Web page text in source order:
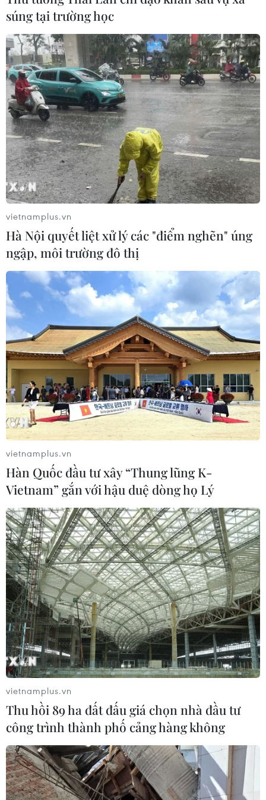
New Zealand 91km về phía Bắc-Đông Bắc.
Sóng thần xuất hiện tại biển New Zealand
sau trận động đất
13/11/2016 13:55
Trận động đất mạnh 7,8 độ Richter đã làm rung chuyển
New Zealand có thể được cảm nhận ở gần như khắp
cả nước, đồng thời kéo theo một loạt dư chấn mạnh.
Người dân New Zealand sơ tán sau
động đất do cảnh báo sóng thần
13/11/2016 14:01
Sau trận động đất 7,8 độ Richter đã làm rung chuyển
New Zealand, Cơ quan phòng vệ dân sự đã ra cảnh
báo sóng thần, khuyến cáo người dân trên vùng biển
phía Đông nước này tìm nơi trú ẩn an toàn.
súng tại trường học
vietnamplus.vn
Hà Nội quyết liệt xử lý các "điểm nghẽn" úng
ngập, môi trường đô thị
vietnamplus.vn
Hàn Quốc đầu tư xây “Thung lũng K-
Vietnam” gắn với hậu duệ dòng họ Lý
vietnamplus.vn
Thu hồi 89 ha đất đấu giá chọn nhà đầu tư
công trình thành phố cảng hàng không